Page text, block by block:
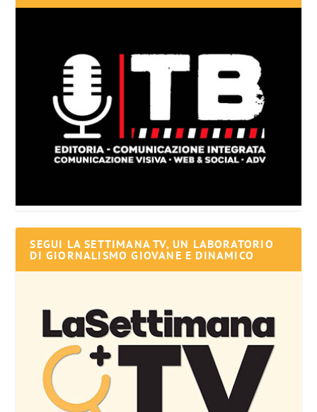
SEGUI LA SETTIMANA TV, UN LABORATORIO
DI GIORNALISMO GIOVANE E DINAMICO